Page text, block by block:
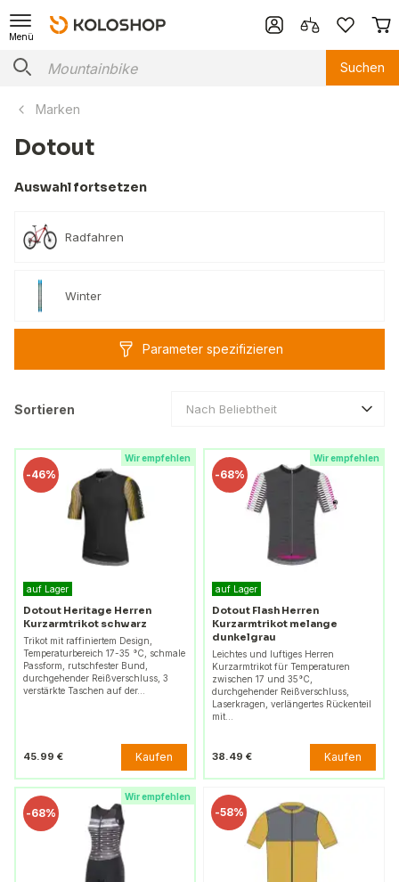
Menü
Suchen
Marken
Dotout
Auswahl fortsetzen
Radfahren
Winter
Parameter spezifizieren
Sortieren Nach Beliebtheit
Wir empfehlen
-46%
auf Lager
Dotout Heritage Herren
Kurzarmtrikot schwarz
Trikot mit raffiniertem Design,
Temperaturbereich 17-35 °C, schmale
Passform, rutschfester Bund,
durchgehender Reißverschluss, 3
verstärkte Taschen auf der…
45.99 € Kaufen
Wir empfehlen
-68%
auf Lager
Dotout Flash Herren
Kurzarmtrikot melange
dunkelgrau
Leichtes und luftiges Herren
Kurzarmtrikot für Temperaturen
zwischen 17 und 35°C,
durchgehender Reißverschluss,
Laserkragen, verlängertes Rückenteil
mit…
38.49 € Kaufen
Wir empfehlen
-68% -58%